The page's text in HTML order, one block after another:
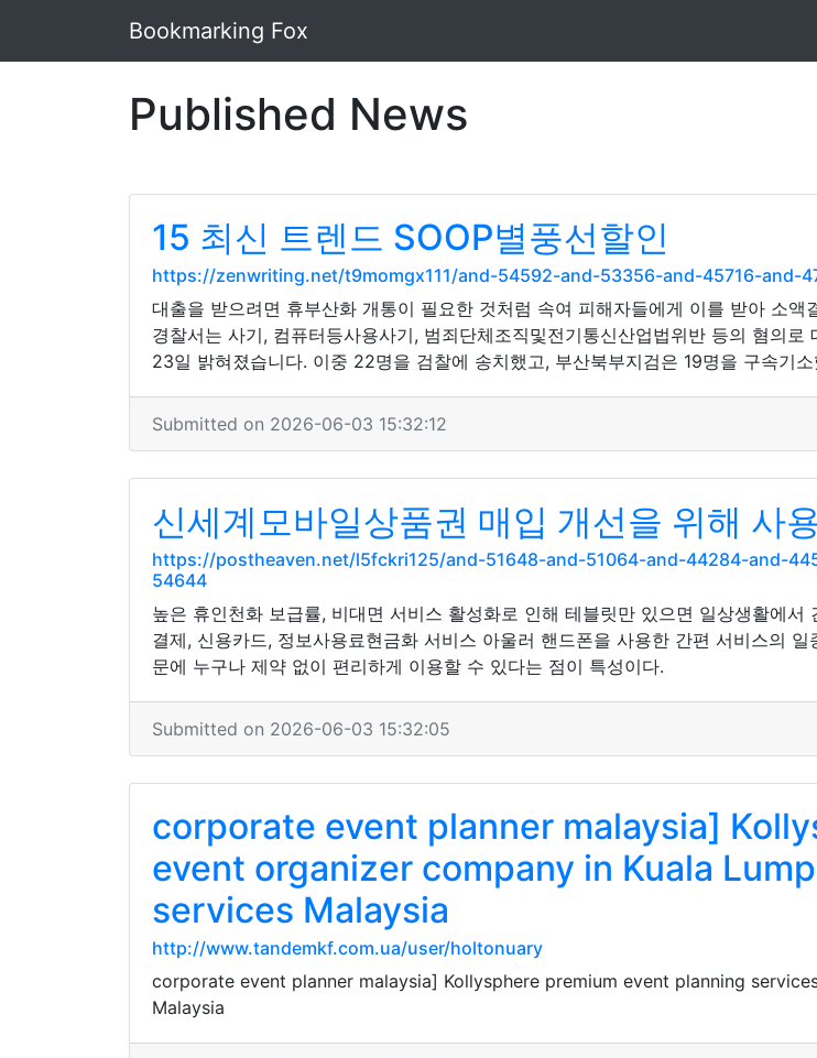
Bookmarking Fox
Published News
15 최신 트렌드 SOOP별풍선할인
https://zenwriting.net/t9momgx111/and-54592-and-53356-and-45716-and-
대출을 받으려면 휴부산화 개통이 필요한 것처럼 속여 피해자들에게 이를 받아 소
경찰서는 사기, 컴퓨터등사용사기, 범죄단체조직및전기통신산업법위반 등의 혐의
23일 밝혀졌습니다. 이중 22명을 검찰에 송치했고, 부산북부지검은 19명을 구속기소
Submitted on 2026-06-03 15:32:12
신세계모바일상품권 매입 개선을 위해 사
https://postheaven.net/l5fckri125/and-51648-and-51064-and-44284-and-
54644
높은 휴인천화 보급률, 비대면 서비스 활성화로 인해 테블릿만 있으면 일상생활에
결제, 신용카드, 정보사용료현금화 서비스 아울러 핸드폰을 사용한 간편 서비스의
문에 누구나 제약 없이 편리하게 이용할 수 있다는 점이 특성이다.
Submitted on 2026-06-03 15:32:05
corporate event planner malaysia]
event organizer company in Kuala
services Malaysia
http://www.tandemkf.com.ua/user/holtonuary
corporate event planner malaysia] Kollysphere premium event planning
Malaysia